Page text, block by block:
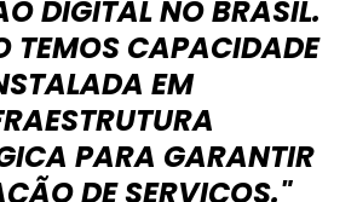
DIGITAL NO BRASIL.
TEMOS CAPACIDADE
EM
PARA GARANTIR
DE SERVIÇOS."